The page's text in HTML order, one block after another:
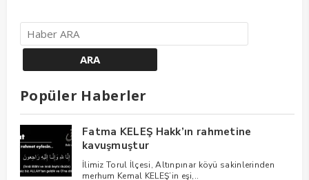
Popüler Haberler
Fatma KELEŞ Hakk’ın rahmetine
kavuşmuştur
İlimiz Torul İlçesi, Altınpınar köyü sakinlerinden
merhum Kemal KELEŞ’in eşi,..